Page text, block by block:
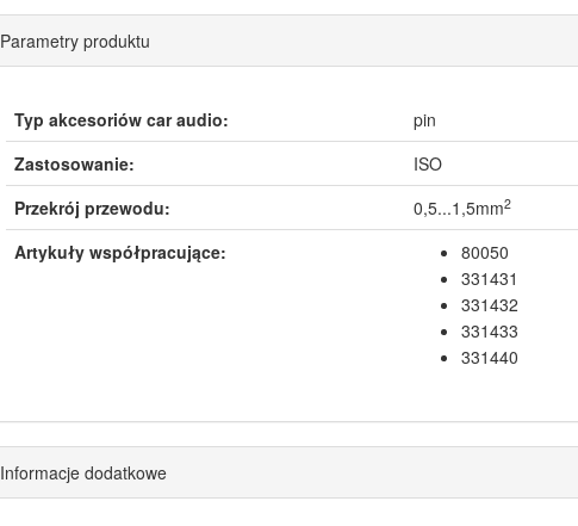
Parametry produktu
Typ akcesoriów car audio:
pin
Zastosowanie:
ISO
Przekrój przewodu:
0,5...1,5mm2
Artykuły współpracujące:
80050
331431
331432
331433
331440
Informacje dodatkowe